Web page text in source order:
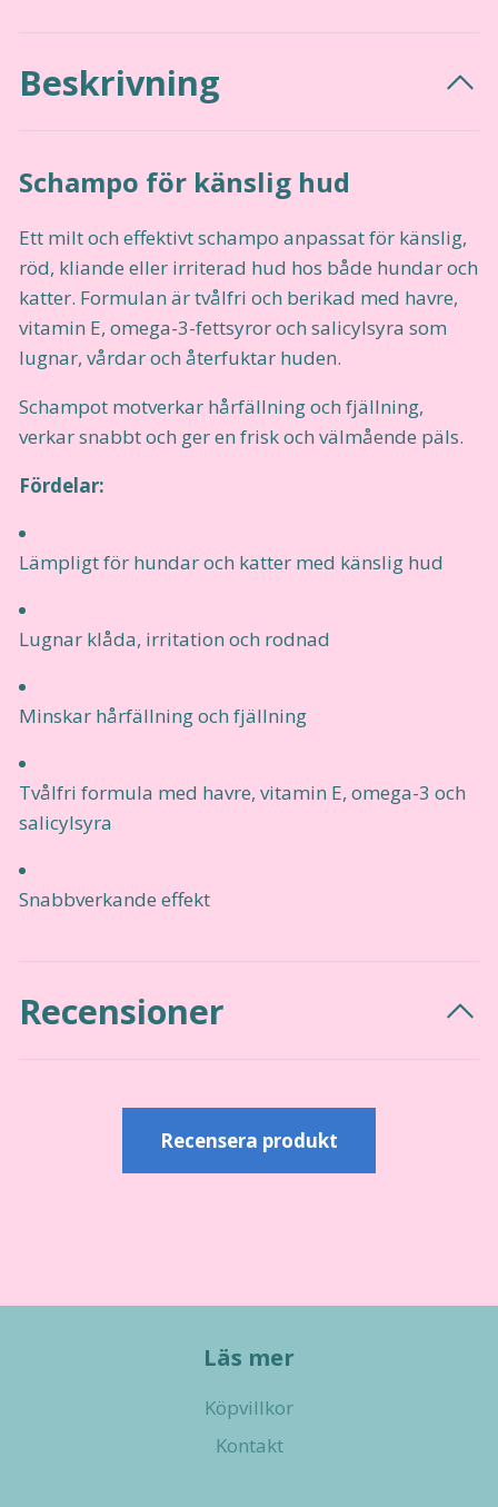
Beskrivning
Schampo för känslig hud
Ett milt och effektivt schampo anpassat för känslig,
röd, kliande eller irriterad hud hos både hundar och
katter. Formulan är tvålfri och berikad med havre,
vitamin E, omega-3-fettsyror och salicylsyra som
lugnar, vårdar och återfuktar huden.
Schampot motverkar hårfällning och fjällning,
verkar snabbt och ger en frisk och välmående päls.
Fördelar:
Lämpligt för hundar och katter med känslig hud
Lugnar klåda, irritation och rodnad
Minskar hårfällning och fjällning
Tvålfri formula med havre, vitamin E, omega-3 och
salicylsyra
Snabbverkande effekt
Recensioner
Recensera produkt
Läs mer
Köpvillkor
Kontakt